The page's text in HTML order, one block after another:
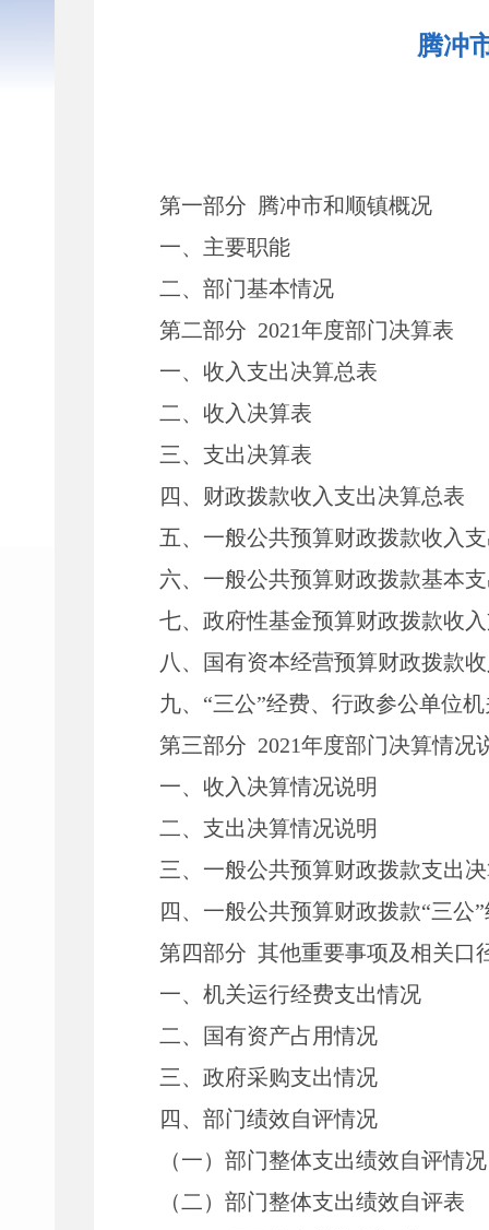
腾冲
第一部分 腾冲市和顺镇概况
一、主要职能
二、部门基本情况
第二部分 2021年度部门决算表
一、收入支出决算总表
二、收入决算表
三、支出决算表
四、财政拨款收入支出决算总表
五、一般公共预算财政拨款收入
六、一般公共预算财政拨款基本
七、政府性基金预算财政拨款收
八、国有资本经营预算财政拨款
九、 “三公”经费、行政参公单位
第三部分 2021年度部门决算情况
一、收入决算情况说明
二、支出决算情况说明
三、一般公共预算财政拨款支出
四、一般公共预算财政拨款“三公
第四部分 其他重要事项及相关口
一、机关运行经费支出情况
二、国有资产占用情况
三、政府采购支出情况
四、部门绩效自评情况
（一）部门整体支出绩效自评情况
（二）部门整体支出绩效自评表